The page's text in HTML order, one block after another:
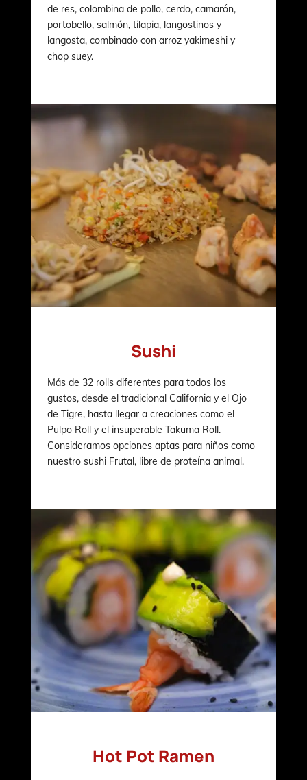
de res, colombina de pollo, cerdo, camarón,
portobello, salmón, tilapia, langostinos y
langosta, combinado con arroz yakimeshi y
chop suey.
Sushi
Más de 32 rolls diferentes para todos los
gustos, desde el tradicional California y el Ojo
de Tigre, hasta llegar a creaciones como el
Pulpo Roll y el insuperable Takuma Roll.
Consideramos opciones aptas para niños como
nuestro sushi Frutal, libre de proteína animal.
Hot Pot Ramen